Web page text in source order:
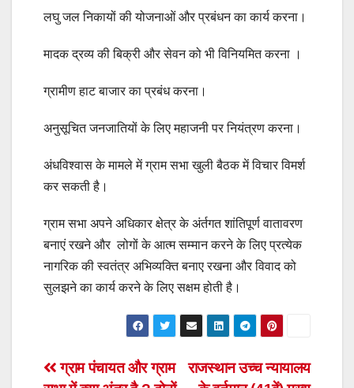
लघु जल निकायों की योजनाओं और प्रबंधन का कार्य करना।
मादक द्रव्य की बिक्री और सेवन को भी विनियमित करना ।
ग्रामीण हाट बाजार का प्रबंध करना।
अनुसूचित जनजातियों के लिए महाजनी पर नियंत्रण करना।
अंधविश्वास के मामले में ग्राम सभा खुली बैठक में विचार विमर्श
कर सकती है।
ग्राम सभा अपने अधिकार क्षेत्र के अंर्तगत शांतिपूर्ण वातावरण
बनाएं रखने और लोगों के आत्म सम्मान करने के लिए प्रत्येक
नागरिक की स्वतंत्र अभिव्यक्ति बनाए रखना और विवाद को
सुलझने का कार्य करने के लिए सक्षम होती है।
Post
राजस्थान उच्च न्यायालय
ग्राम पंचायत और ग्राम